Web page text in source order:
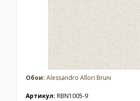
Обои: Alessandro Allori Bruni
Артикул: RBN1005-9